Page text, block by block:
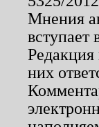
Мнения
вступает
Редакция
них